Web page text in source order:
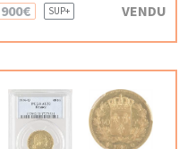
900€ SUP+ VENDU